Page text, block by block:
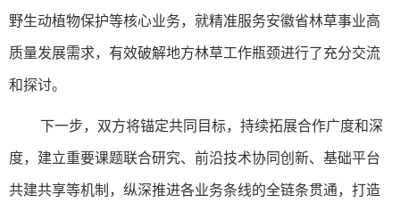
野生动植物保护等核心业务，就精准服务安徽省林草事业高
质量发展需求，有效破解地方林草工作瓶颈进行了充分交流
和探讨。
下一步，双方将锚定共同目标，持续拓展合作广度和深
度，建立重要课题联合研究、前沿技术协同创新、基础平台
共建共享等机制，纵深推进各业务条线的全链条贯通，打造